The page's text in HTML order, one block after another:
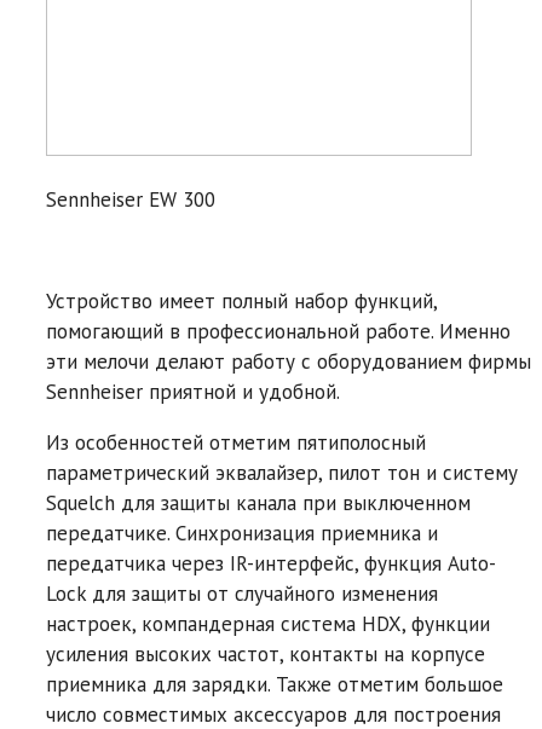
Sennheiser EW 300
Устройство имеет полный набор функций,
помогающий в профессиональной работе. Именно
эти мелочи делают работу с оборудованием фирмы
Sennheiser приятной и удобной.
Из особенностей отметим пятиполосный
параметрический эквалайзер, пилот тон и систему
Squelch для защиты канала при выключенном
передатчике. Синхронизация приемника и
передатчика через IR-интерфейс, функция Auto-
Lock для защиты от случайного изменения
настроек, компандерная система HDX, функции
усиления высоких частот, контакты на корпусе
приемника для зарядки. Также отметим большое
число совместимых аксессуаров для построения